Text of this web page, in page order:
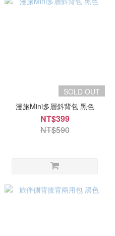
SOLD OUT
漫旅Mini多層斜背包 黑色
NT$399
NT$590